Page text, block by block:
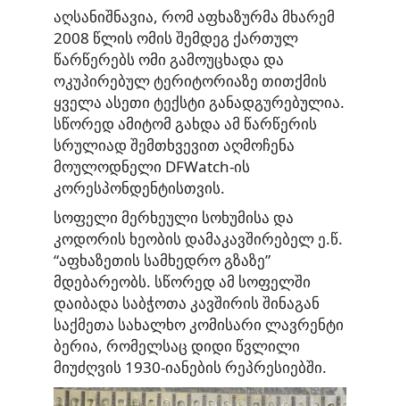
აღსანიშნავია, რომ აფხაზურმა მხარემ
2008 წლის ომის შემდეგ ქართულ
წარწერებს ომი გამოუცხადა და
ოკუპირებულ ტერიტორიაზე თითქმის
ყველა ასეთი ტექსტი განადგურებულია.
სწორედ ამიტომ გახდა ამ წარწერის
სრულიად შემთხვევით აღმოჩენა
მოულოდნელი DFWatch-ის
კორესპონდენტისთვის.
სოფელი მერხეული სოხუმისა და
კოდორის ხეობის დამაკავშირებელ ე.წ.
“აფხაზეთის სამხედრო გზაზე”
მდებარეობს. სწორედ ამ სოფელში
დაიბადა საბჭოთა კავშირის შინაგან
საქმეთა სახალხო კომისარი ლავრენტი
ბერია, რომელსაც დიდი წვლილი
მიუძღვის 1930-იანების რეპრესიებში.